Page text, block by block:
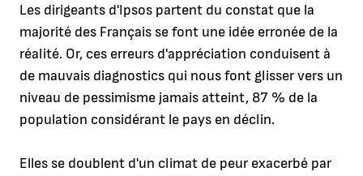
Les dirigeants d'Ipsos partent du constat que la
majorité des Français se font une idée erronée de la
réalité. Or, ces erreurs d'appréciation conduisent à
de mauvais diagnostics qui nous font glisser vers un
niveau de pessimisme jamais atteint, 87 % de la
population considérant le pays en déclin.
Elles se doublent d'un climat de peur exacerbé par